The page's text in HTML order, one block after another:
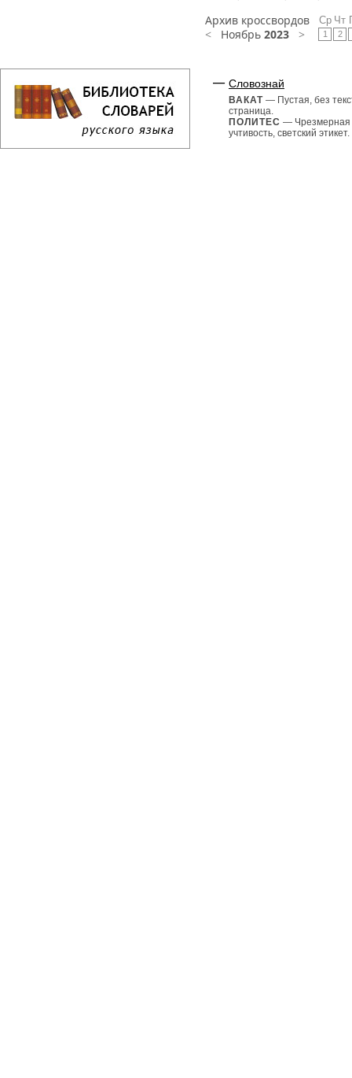
Архив кроссвордов
< Ноябрь 2023 >
Ср
1
Чт
2
Словознай
ВАКАТ — Пустая, без
страница.
ПОЛИТЕС — Чрезмерная
учтивость, светский этикет.